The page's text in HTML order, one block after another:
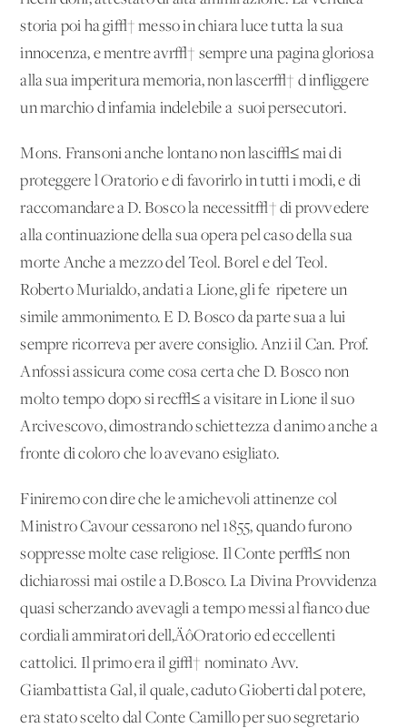
storia poi ha gi√† messo in chiara luce tutta la sua
innocenza, e mentre avr√† sempre una pagina gloriosa
alla sua imperitura memoria, non lascer√† d'infliggere
un marchio d'infamia indelebile a' suoi persecutori.
Mons. Fransoni anche lontano non lasci√≤ mai di
proteggere l'Oratorio e di favorirlo in tutti i modi, e di
raccomandare a D. Bosco la necessit√† di provvedere
alla continuazione della sua opera pel caso della sua
morte Anche a mezzo del Teol. Borel e del Teol.
Roberto Murialdo, andati a Lione, gli fe' ripetere un
simile ammonimento. E D. Bosco da parte sua a lui
sempre ricorreva per avere consiglio. Anzi il Can. Prof.
Anfossi assicura come cosa certa che D. Bosco non
molto tempo dopo si rec√≤ a visitare in Lione il suo
Arcivescovo, dimostrando schiettezza d'animo anche a
fronte di coloro che lo avevano esigliato.
Finiremo con dire che le amichevoli attinenze col
Ministro Cavour cessarono nel 1855, quando furono
soppresse molte case religiose. Il Conte per√≤ non
dichiarossi mai ostile a D.Bosco. La Divina Provvidenza
quasi scherzando avevagli a tempo messi al fianco due
cordiali ammiratori dell‚ÄôOratorio ed eccellenti
cattolici. Il primo era il gi√† nominato Avv.
Giambattista Gal, il quale, caduto Gioberti dal potere,
era stato scelto dal Conte Camillo per suo segretario